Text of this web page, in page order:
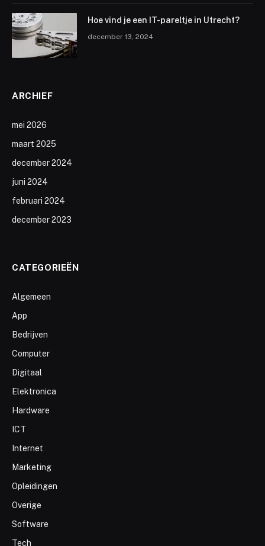
Hoe vind je een IT-pareltje in Utrecht?
december 13, 2024
ARCHIEF
mei 2026
maart 2025
december 2024
juni 2024
februari 2024
december 2023
CATEGORIEËN
Algemeen
App
Bedrijven
Computer
Digitaal
Elektronica
Hardware
ICT
Internet
Marketing
Opleidingen
Overige
Software
Tech